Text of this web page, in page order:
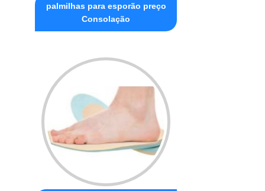
palmilhas para esporão preço
Consolação